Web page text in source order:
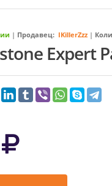
| Продавец: IKillerZzz |
Expert